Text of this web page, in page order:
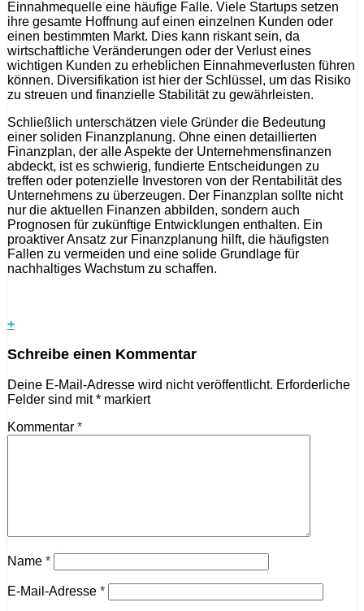
Einnahmequelle eine häufige Falle. Viele Startups setzen
ihre gesamte Hoffnung auf einen einzelnen Kunden oder
einen bestimmten Markt. Dies kann riskant sein, da
wirtschaftliche Veränderungen oder der Verlust eines
wichtigen Kunden zu erheblichen Einnahmeverlusten führen
können. Diversifikation ist hier der Schlüssel, um das Risiko
zu streuen und finanzielle Stabilität zu gewährleisten.
Schließlich unterschätzen viele Gründer die Bedeutung
einer soliden Finanzplanung. Ohne einen detaillierten
Finanzplan, der alle Aspekte der Unternehmensfinanzen
abdeckt, ist es schwierig, fundierte Entscheidungen zu
treffen oder potenzielle Investoren von der Rentabilität des
Unternehmens zu überzeugen. Der Finanzplan sollte nicht
nur die aktuellen Finanzen abbilden, sondern auch
Prognosen für zukünftige Entwicklungen enthalten. Ein
proaktiver Ansatz zur Finanzplanung hilft, die häufigsten
Fallen zu vermeiden und eine solide Grundlage für
nachhaltiges Wachstum zu schaffen.
+
Schreibe einen Kommentar
Deine E-Mail-Adresse wird nicht veröffentlicht. Erforderliche
Felder sind mit* markiert
Kommentar *
Name *
E-Mail-Adresse *